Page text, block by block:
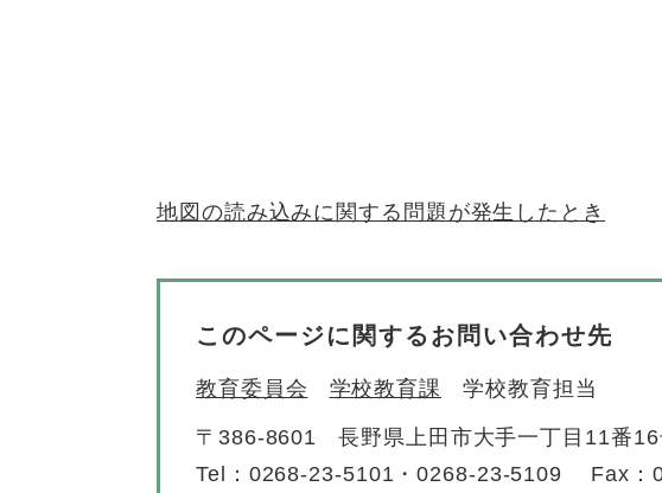
地図の読み込みに関する問題が発生したとき
このページに関するお問い合わせ先
教育委員会 学校教育課 学校教育担当
〒386-8601
長野県上田市大手一丁目11番
Tel：0268-23-5101・0268-23-5109
Fax：